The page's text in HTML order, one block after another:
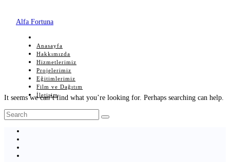
Alfa Fortuna
Anasayfa
Hakkımızda
Hizmetlerimiz
Projelerimiz
Eğitimlerimiz
Film ve Dağıtım
İletişim
It seems we can’t find what you’re looking for. Perhaps searching can help.